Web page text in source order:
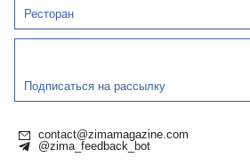
Ресторан
Подписаться на рассылку
contact@zimamagazine.com
@zima_feedback_bot